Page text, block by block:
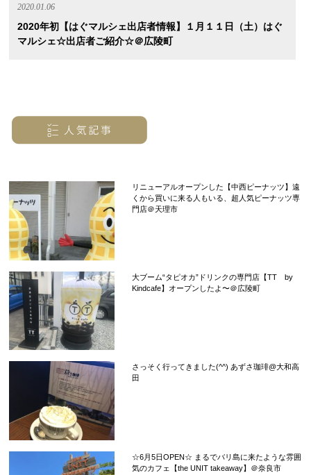
2020.01.06
2020年初【はぐマルシェ出店者情報】１月１１日（土）はぐ
マルシェ☆出店者ご紹介☆＠広陵町
リニューアルオープンした【中西ピーナッツ】遠
くから買いに来る人もいる、超人気ピーナッツ専
門店＠天理市
大ブーム“タピオカ”ドリンクの専門店【TT by
Kindcafe】オープンしたよ〜＠広陵町
さっそく行ってきました(^^) あずさ珈琲@大和高
田
☆6月5日OPEN☆ まるでバリ島に来たような雰囲
気のカフェ【the UNIT takeaway】＠奈良市